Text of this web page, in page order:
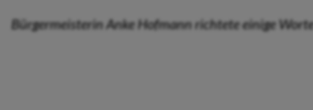
Bürgermeisterin Anke Hofmann richtete einige